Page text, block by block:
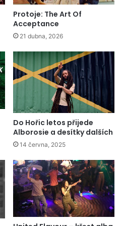
Protoje: The Art Of
Acceptance
21 dubna, 2026
Do Hořic letos přijede
Alborosie a desítky dalších
14 června, 2025